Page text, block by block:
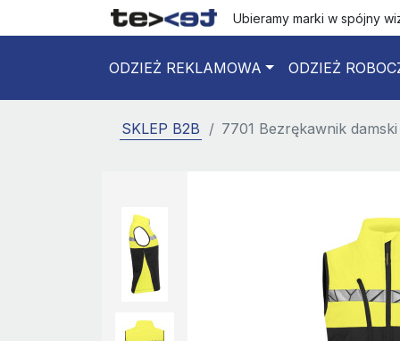
Ubieramy marki w spójny
ODZIEŻ REKLAMOWA ODZIEŻ
SKLEP B2B 7701 Bezrękawnik damski